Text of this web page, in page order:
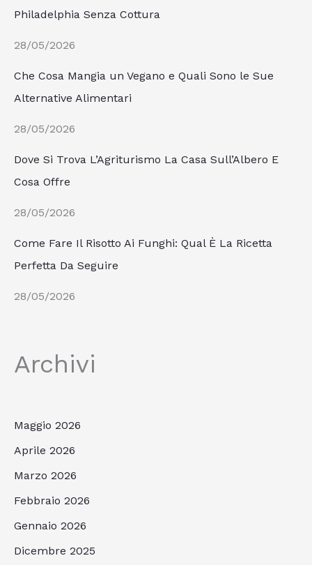
Philadelphia Senza Cottura
28/05/2026
Che Cosa Mangia un Vegano e Quali Sono le Sue
Alternative Alimentari
28/05/2026
Dove Si Trova L’Agriturismo La Casa Sull’Albero E
Cosa Offre
28/05/2026
Come Fare Il Risotto Ai Funghi: Qual È La Ricetta
Perfetta Da Seguire
28/05/2026
Archivi
Maggio 2026
Aprile 2026
Marzo 2026
Febbraio 2026
Gennaio 2026
Dicembre 2025